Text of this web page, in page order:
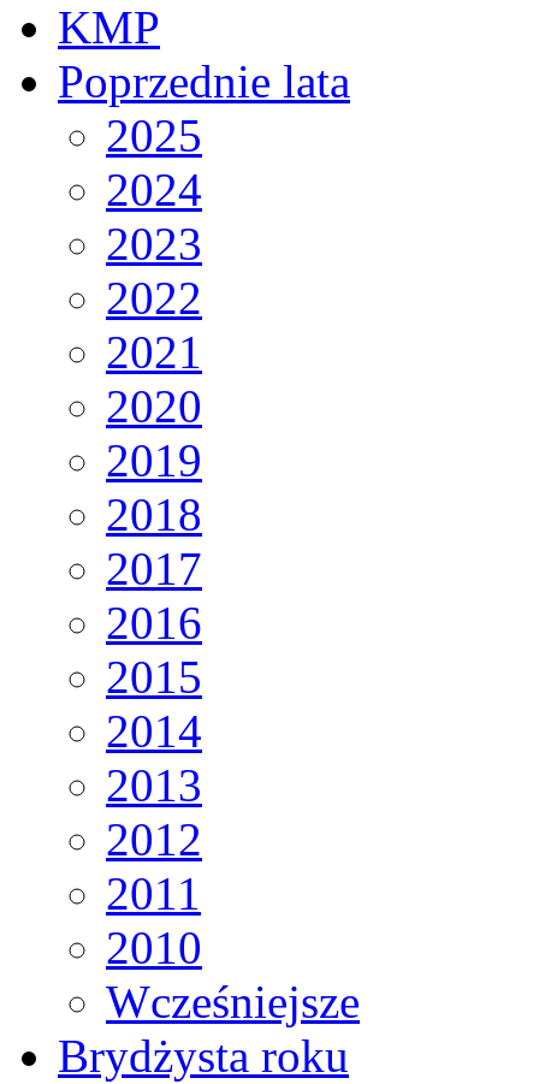
KMP
Poprzednie lata
2025
2024
2023
2022
2021
2020
2019
2018
2017
2016
2015
2014
2013
2012
2011
2010
Wcześniejsze
Brydżysta roku